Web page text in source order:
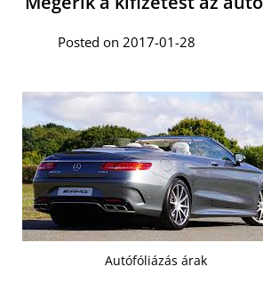
Posted on 2017-01-28
Autófóliázás árak